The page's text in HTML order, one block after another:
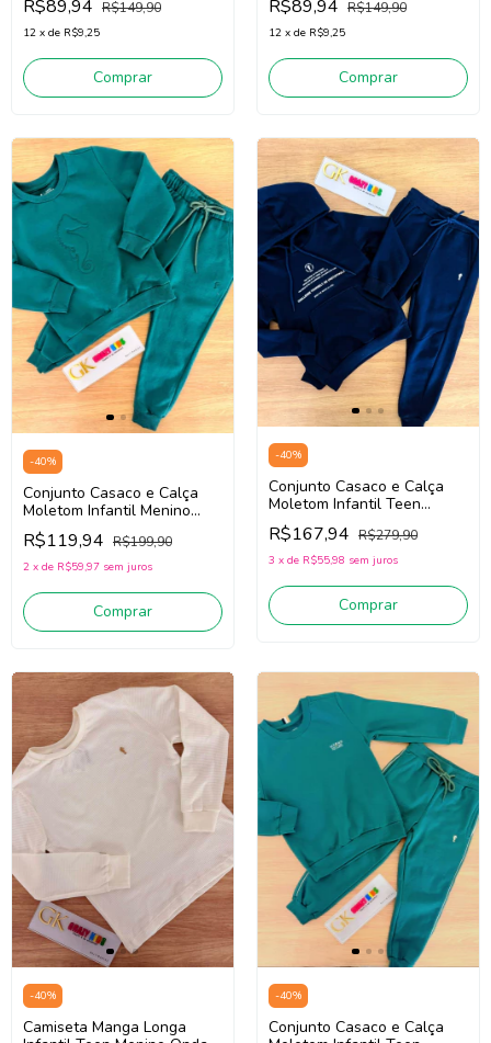
1261013 (Bege
Escuro/Marinho)
R$89,94 R$149,90
12 x de R$9,25
Comprar
(Preto/Mescla)
R$89,94 R$149,90
12 x de R$9,25
Comprar
-40%
Conjunto Casaco e Calça
Moletom Infantil Menino
Onda Marinha 5261032
(Verde)
R$119,94 R$199,90
2 x de R$59,97 sem juros
Comprar
-40%
Conjunto Casaco e Calça
Moletom Infantil Teen
Menino Onda Marinha
1261133 (Marinho)
R$167,94 R$279,90
3 x de R$55,98 sem juros
Comprar
-40%
Camiseta Manga Longa
-40%
Conjunto Casaco e Calça